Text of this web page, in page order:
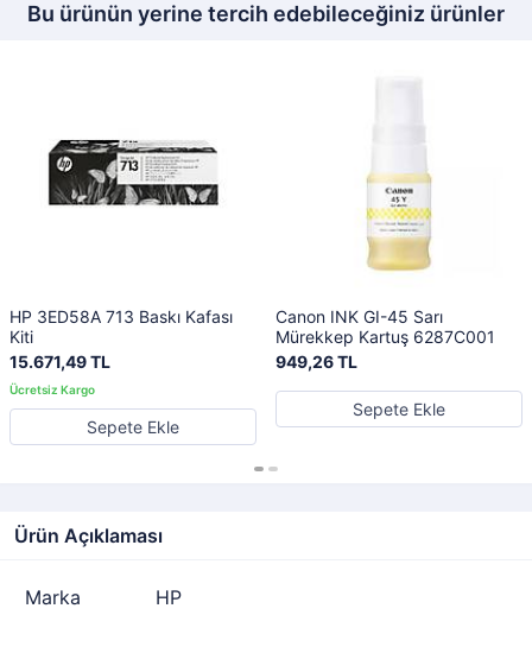
Bu ürünün yerine tercih edebileceğiniz ürünler
HP 3ED58A 713 Baskı Kafası
Kiti
15.671,49 TL
Sepete Ekle
Canon INK GI-45 Sarı
Mürekkep Kartuş 6287C001
949,26 TL
Sepete Ekle
Ürün Açıklaması
Marka HP